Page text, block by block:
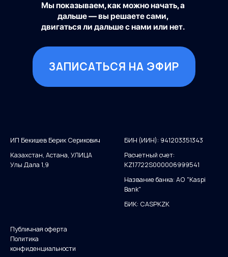
Мы показываем, как можно начать, а
дальше — вы решаете сами,
двигаться ли дальше с нами или нет.
ЗАПИСАТЬСЯ НА ЭФИР
ИП Бекишев Берик Серикович
Казахстан, Астана, УЛИЦА
Улы Дала 1,9
БИН (ИИН): 941203351343
Расчетный счет:
KZ17722S000006999541
Название банка: АО "Kaspi
Bank"
БИК: CASPKZK
Публичная оферта
Политика
конфиденциальности